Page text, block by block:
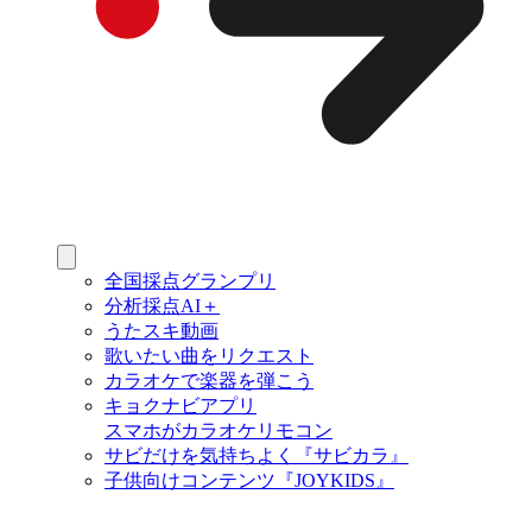
全国採点グランプリ
分析採点AI＋
うたスキ動画
歌いたい曲をリクエスト
カラオケで楽器を弾こう
キョクナビアプリ
スマホがカラオケリモコン
サビだけを気持ちよく『サビカラ』
子供向けコンテンツ『JOYKIDS』